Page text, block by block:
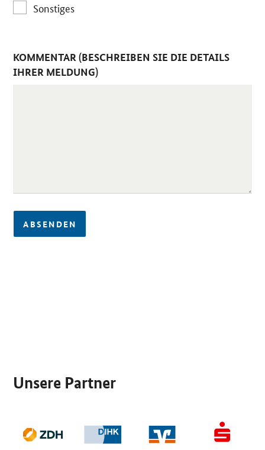
Sonstiges
KOMMENTAR (BESCHREIBEN SIE DIE DETAILS
IHRER MELDUNG)
ABSENDEN
Unsere Partner